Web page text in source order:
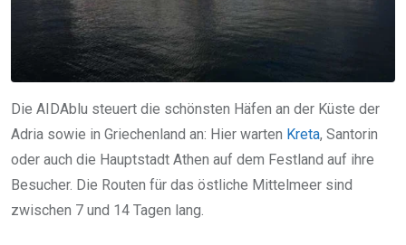
Die AIDAblu steuert die schönsten Häfen an der Küste der
Adria sowie in Griechenland an: Hier warten Kreta, Santorin
oder auch die Hauptstadt Athen auf dem Festland auf ihre
Besucher. Die Routen für das östliche Mittelmeer sind
zwischen 7 und 14 Tagen lang.